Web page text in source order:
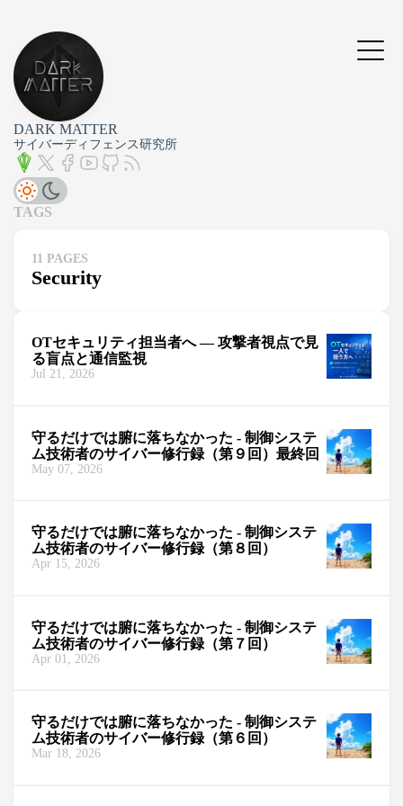
DARK MATTER
サイバーディフェンス研究所
TAGS
11 PAGES
Security
OTセキュリティ担当者へ — 攻撃者視点で見
る盲点と通信監視
Jul 21, 2026
守るだけでは腑に落ちなかった - 制御システ
ム技術者のサイバー修行録（第９回）最終回
May 07, 2026
守るだけでは腑に落ちなかった - 制御システ
ム技術者のサイバー修行録（第８回）
Apr 15, 2026
守るだけでは腑に落ちなかった - 制御システ
ム技術者のサイバー修行録（第７回）
Apr 01, 2026
守るだけでは腑に落ちなかった - 制御システ
ム技術者のサイバー修行録（第６回）
Mar 18, 2026